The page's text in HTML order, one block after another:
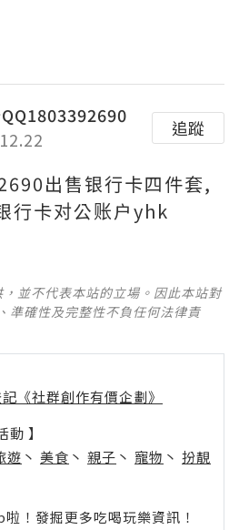
追蹤
出售银行卡四件套,
行卡对公账户yhk
並不代表本站的立場。因此本站對
準確性及完整性不負任何法律責
《社群創作有價企劃》
】
遊 丶 美食 丶 親子 丶 寵物 丶 扮靚
！發掘更多吃喝玩樂資訊！